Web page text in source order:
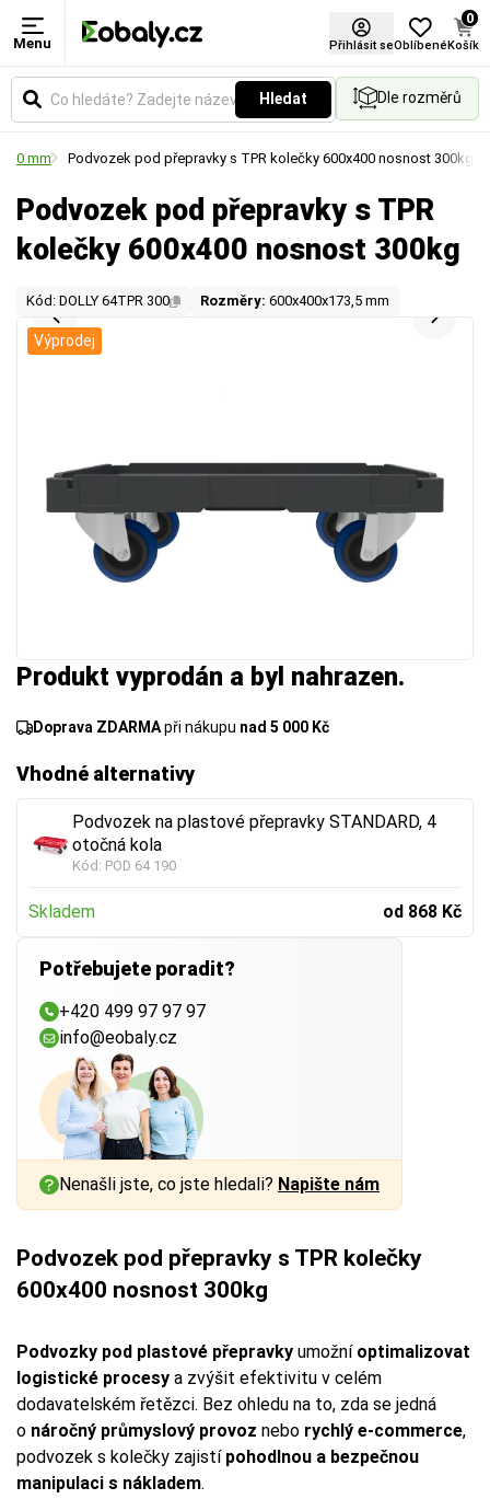
Menu Přihlásit seOblíbené
0
Košík
Hledat Dle rozměrů
mm Podvozek pod přepravky s TPR kolečky 600x400 nosnost 300kg
Podvozek pod přepravky s TPR
kolečky 600x400 nosnost 300kg
Kód: DOLLY 64TPR 300 Rozměry: 600x400x173,5 mm
Produkt vyprodán a byl nahrazen.
Doprava ZDARMApři nákupu nad 5 000 Kč
Vhodné alternativy
Podvozek na plastové přepravky STANDARD, 4
otočná kola
Kód: POD 64 190
Skladem od 868 Kč
Potřebujete poradit?
+420 499 97 97 97
info@eobaly.cz
Nenašli jste, co jste hledali? Napište nám
Výprodej
Podvozek pod přepravky s TPR kolečky
600x400 nosnost 300kg
Podvozky pod plastové přepravky umožní optimalizovat
logistické procesy a zvýšit efektivitu v celém
dodavatelském řetězci. Bez ohledu na to, zda se jedná
o náročný průmyslový provoz nebo rychlý e-commerce,
podvozek s kolečky zajistí pohodlnou a bezpečnou
manipulaci s nákladem.